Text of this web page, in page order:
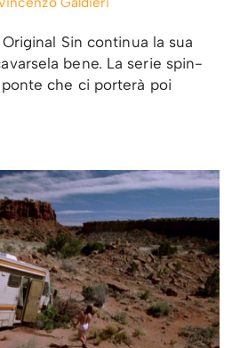
Sin continua la sua
bene. La serie spin-
che ci porterà poi